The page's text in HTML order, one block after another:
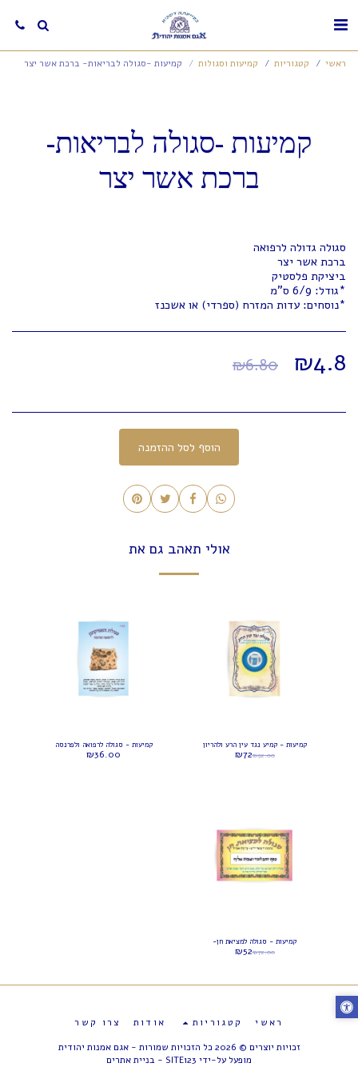
ראשי קטגוריות קמיעות וסגולות קמיעות -סגולה לבריאות- ברכת אשר יצר
קמיעות -סגולה לבריאות-
ברכת אשר יצר
*נוסחים: עדות המזרח (ספרדי) או אשכנז
₪4.8
₪6.80
הוסף לסל ההזמנה
אולי תאהב גם את
קמיעות - קמיע נגד עין הרע ולהריון
₪92.00
₪72
קמיעות - סגולה לרפואה ולפרנסה
₪36.00
קמיעות - סגולה למציאת חן-
₪72.00
₪52
ראשי קטגוריות אודות
צרו קשר
זכויות יוצרים © 2026 כל הזכויות שמורות -
אגם אמנות יהודית
מופעל על-ידי SITE123
- בניית אתרים